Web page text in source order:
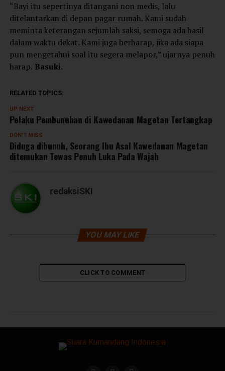
“Bayi itu sepertinya ditangani non medis, lalu
ditelantarkan di depan pagar rumah. Kami sudah
meminta keterangan sejumlah saksi, semoga ada hasil
dalam waktu dekat. Kami juga berharap, jika ada siapa
pun mengetahui soal itu segera melapor,” ujarnya penuh
harap. Basuki.
RELATED TOPICS:
UP NEXT
Pelaku Pembunuhan di Kawedanan Magetan Tertangkap
DON'T MISS
Diduga dibunuh, Seorang Ibu Asal Kawedanan Magetan
ditemukan Tewas Penuh Luka Pada Wajah
redaksiSKI
YOU MAY LIKE
CLICK TO COMMENT